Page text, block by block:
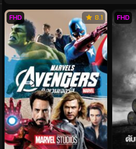
8.1
FHD FHD